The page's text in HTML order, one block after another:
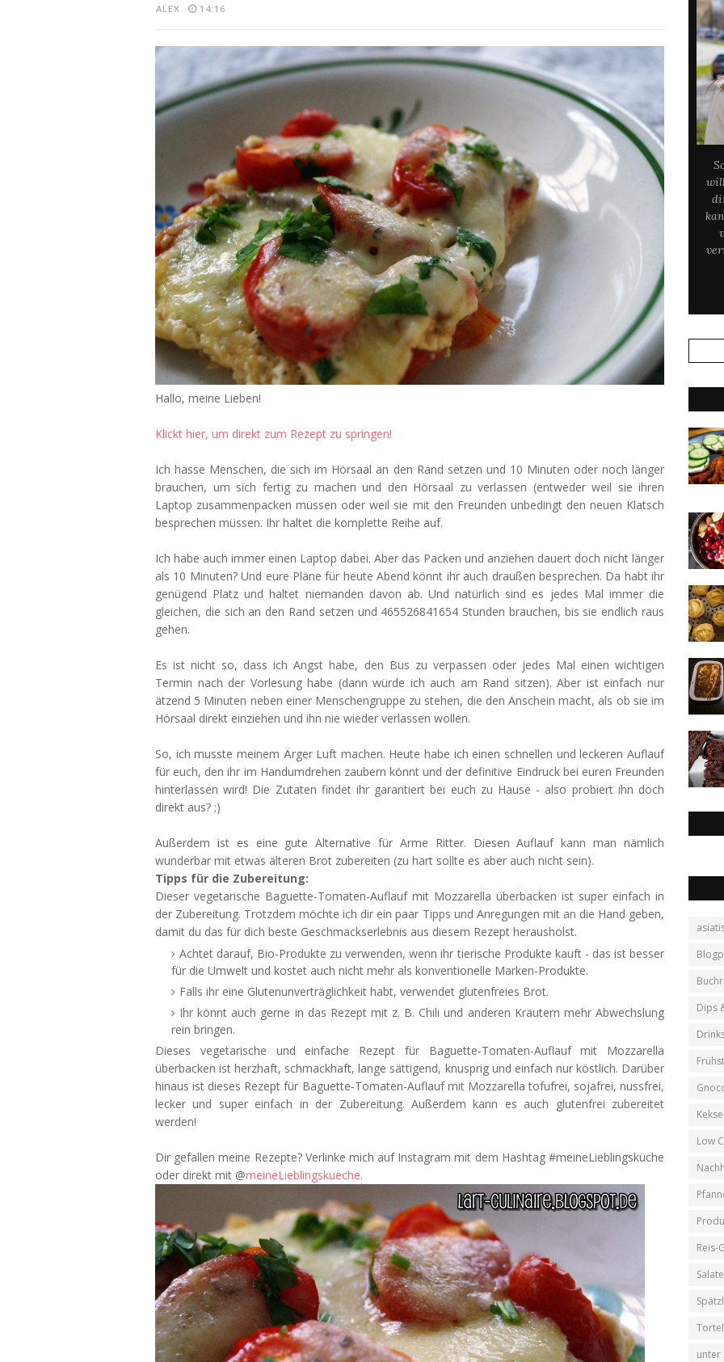
ALEX 14:16
Hallo, meine Lieben!
Klickt hier, um direkt zum Rezept zu springen!
Ich hasse Menschen, die sich im Hörsaal an den Rand setzen und 10 Minuten oder noch länger
brauchen, um sich fertig zu machen und den Hörsaal zu verlassen (entweder weil sie ihren
Laptop zusammenpacken müssen oder weil sie mit den Freunden unbedingt den neuen Klatsch
besprechen müssen. Ihr haltet die komplette Reihe auf.
Ich habe auch immer einen Laptop dabei. Aber das Packen und anziehen dauert doch nicht länger
als 10 Minuten? Und eure Pläne für heute Abend könnt ihr auch draußen besprechen. Da habt ihr
genügend Platz und haltet niemanden davon ab. Und natürlich sind es jedes Mal immer die
gleichen, die sich an den Rand setzen und 465526841654 Stunden brauchen, bis sie endlich raus
gehen.
Es ist nicht so, dass ich Angst habe, den Bus zu verpassen oder jedes Mal einen wichtigen
Termin nach der Vorlesung habe (dann würde ich auch am Rand sitzen). Aber ist einfach nur
ätzend 5 Minuten neben einer Menschengruppe zu stehen, die den Anschein macht, als ob sie im
Hörsaal direkt einziehen und ihn nie wieder verlassen wollen.
So, ich musste meinem Ärger Luft machen. Heute habe ich einen schnellen und leckeren Auflauf
für euch, den ihr im Handumdrehen zaubern könnt und der definitive Eindruck bei euren Freunden
hinterlassen wird! Die Zutaten findet ihr garantiert bei euch zu Hause - also probiert ihn doch
direkt aus? ;)
Außerdem ist es eine gute Alternative für Arme Ritter. Diesen Auflauf kann man nämlich
wunderbar mit etwas älteren Brot zubereiten (zu hart sollte es aber auch nicht sein).
Tipps für die Zubereitung:
Dieser vegetarische Baguette-Tomaten-Auflauf mit Mozzarella überbacken ist super einfach in
der Zubereitung. Trotzdem möchte ich dir ein paar Tipps und Anregungen mit an die Hand geben,
damit du das für dich beste Geschmackserlebnis aus diesem Rezept herausholst.
Achtet darauf, Bio-Produkte zu verwenden, wenn ihr tierische Produkte kauft - das ist besser
für die Umwelt und kostet auch nicht mehr als konventionelle Marken-Produkte.
Falls ihr eine Glutenunverträglichkeit habt, verwendet glutenfreies Brot.
Ihr könnt auch gerne in das Rezept mit z. B. Chili und anderen Kräutern mehr Abwechslung
rein bringen.
Dieses vegetarische und einfache Rezept für Baguette-Tomaten-Auflauf mit Mozzarella
überbacken ist herzhaft, schmackhaft, lange sättigend, knusprig und einfach nur köstlich. Darüber
hinaus ist dieses Rezept für Baguette-Tomaten-Auflauf mit Mozzarella tofufrei, sojafrei, nussfrei,
lecker und super einfach in der Zubereitung. Außerdem kann es auch glutenfrei zubereitet
werden!
Dir gefallen meine Rezepte? Verlinke mich auf Instagram mit dem Hashtag #meineLieblingsküche
oder direkt mit @meineLieblingskueche.
Dips
Low
Reis-
unter